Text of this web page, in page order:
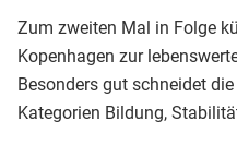
Zum zweiten Mal in Folge
Kopenhagen zur
Besonders gut schneidet
Kategorien Bildung,